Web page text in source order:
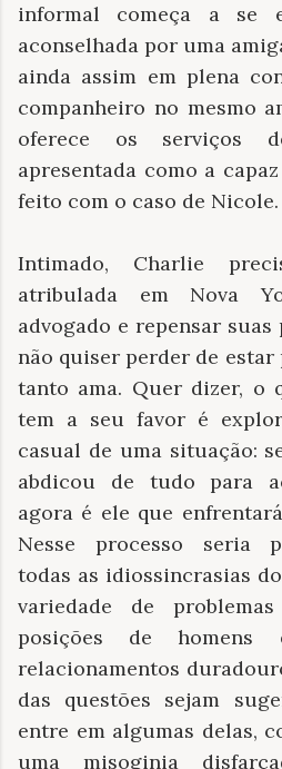
informal começa a se
aconselhada por uma
ainda assim em plena
companheiro no mesmo
oferece os serviços
apresentada como a
feito com o caso de Nicole.
Intimado, Charlie
atribulada em Nova
advogado e repensar
não quiser perder de
tanto ama. Quer dizer, o
tem a seu favor é
casual de uma situação:
abdicou de tudo para
agora é ele que
Nesse processo seria
todas as idiossincrasias
variedade de
posições de homens
relacionamentos
das questões sejam
entre em algumas delas,
uma misoginia